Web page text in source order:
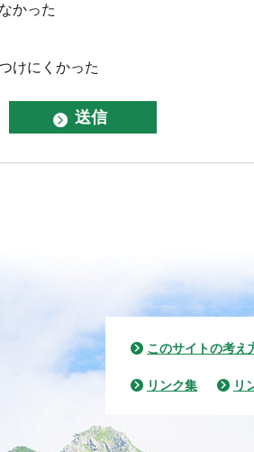
かった
けにくかった
このサイトの考え
リンク集 リ